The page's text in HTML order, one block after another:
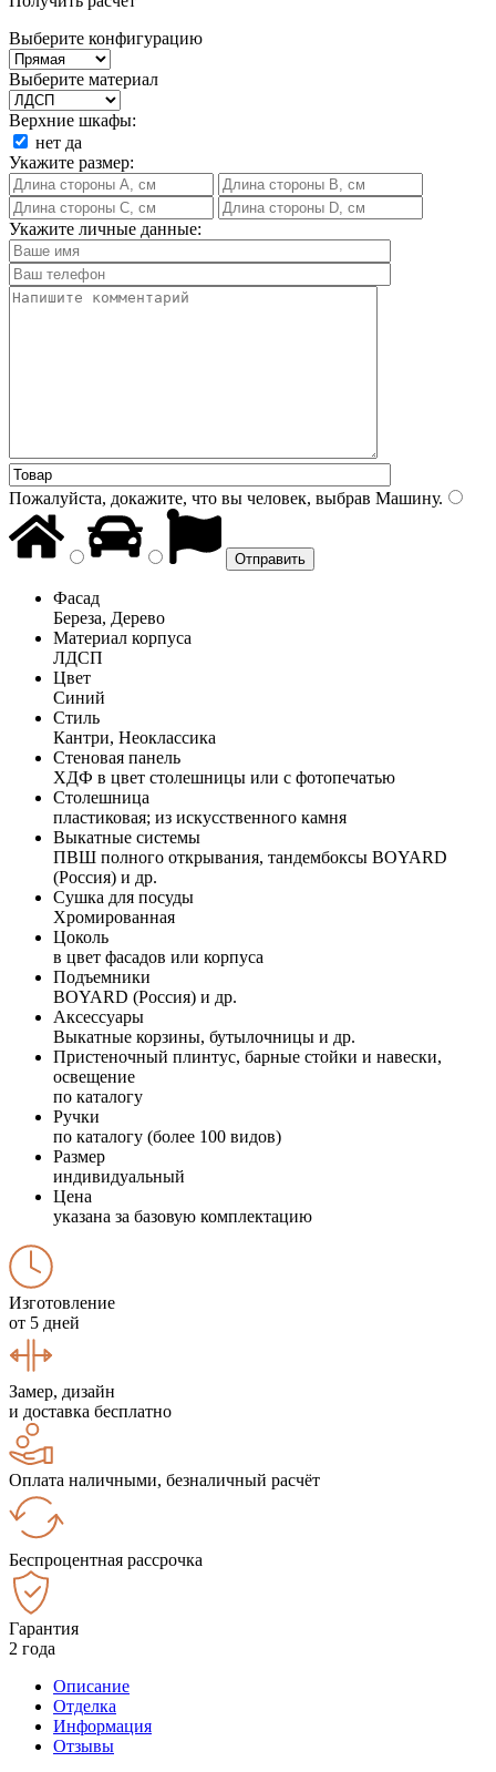
Выберите конфигурацию
Выберите материал
Верхние шкафы:
нет да
Укажите размер:
Укажите личные данные:
Пожалуйста, докажите, что вы человек, выбрав Машину.
Фасад
Береза, Дерево
Материал корпуса
ЛДСП
Цвет
Синий
Стиль
Кантри, Неоклассика
Стеновая панель
ХДФ в цвет столешницы или с фотопечатью
Столешница
пластиковая; из искусственного камня
Выкатные системы
ПВШ полного открывания, тандембоксы BOYARD
(Россия) и др.
Сушка для посуды
Хромированная
Цоколь
в цвет фасадов или корпуса
Подъемники
BOYARD (Россия) и др.
Аксессуары
Выкатные корзины, бутылочницы и др.
Пристеночный плинтус, барные стойки и навески,
освещение
по каталогу
Ручки
по каталогу (более 100 видов)
Размер
индивидуальный
Цена
указана за базовую комплектацию
Изготовление
от 5 дней
Замер, дизайн
и доставка бесплатно
Оплата наличными, безналичный расчёт
Беспроцентная рассрочка
Гарантия
2 года
Описание
Отделка
Информация
Отзывы